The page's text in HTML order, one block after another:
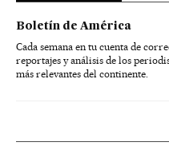
Boletín de América
Cada semana en tu cuenta de
reportajes y análisis de los
más relevantes del continente.